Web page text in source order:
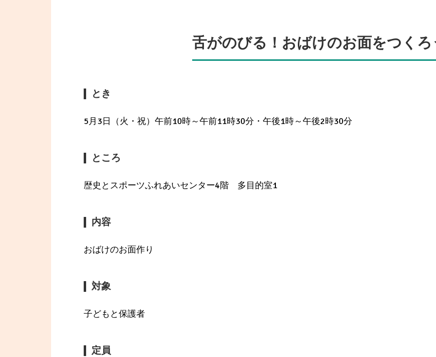
舌がのびる！おばけのお面をつくろ
とき
5月3日（火・祝）午前10時～午前11時30分・午後1時～午後2時30分
ところ
歴史とスポーツふれあいセンター4階 多目的室1
内容
おばけのお面作り
対象
子どもと保護者
定員